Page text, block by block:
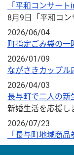
「平和コンサー
8月9日「平和コン
2026/06/04
町指定ごみ袋の一
2026/01/09
ながさきカップル
2026/04/03
長与町で二人の新
新婚生活を応援し
2026/07/23
「長与町地域商